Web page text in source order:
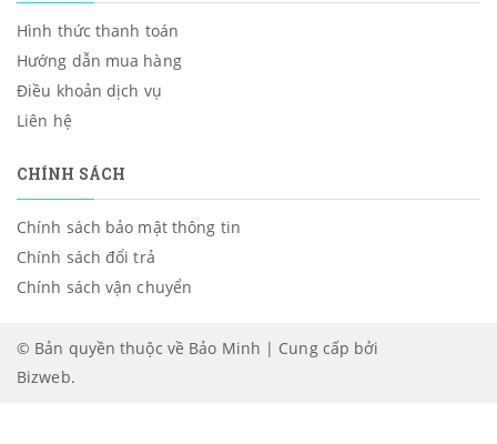
Hình thức thanh toán
Hướng dẫn mua hàng
Điều khoản dịch vụ
Liên hệ
CHÍNH SÁCH
Chính sách bảo mật thông tin
Chính sách đổi trả
Chính sách vận chuyển
© Bản quyền thuộc về Bảo Minh | Cung cấp bởi
Bizweb.